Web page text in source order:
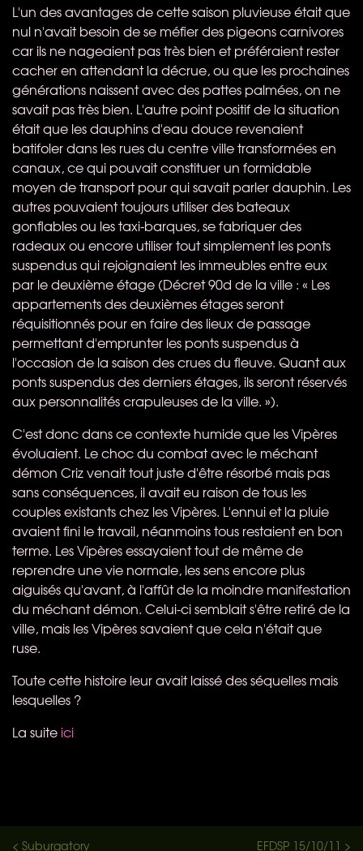
L'un des avantages de cette saison pluvieuse était que
nul n'avait besoin de se méfier des pigeons carnivores
car ils ne nageaient pas très bien et préféraient rester
cacher en attendant la décrue, ou que les prochaines
générations naissent avec des pattes palmées, on ne
savait pas très bien. L'autre point positif de la situation
était que les dauphins d'eau douce revenaient
batifoler dans les rues du centre ville transformées en
canaux, ce qui pouvait constituer un formidable
moyen de transport pour qui savait parler dauphin. Les
autres pouvaient toujours utiliser des bateaux
gonflables ou les taxi-barques, se fabriquer des
radeaux ou encore utiliser tout simplement les ponts
suspendus qui rejoignaient les immeubles entre eux
par le deuxième étage (Décret 90d de la ville : « Les
appartements des deuxièmes étages seront
réquisitionnés pour en faire des lieux de passage
permettant d'emprunter les ponts suspendus à
l'occasion de la saison des crues du fleuve. Quant aux
ponts suspendus des derniers étages, ils seront réservés
aux personnalités crapuleuses de la ville. »).
C'est donc dans ce contexte humide que les Vipères
évoluaient. Le choc du combat avec le méchant
démon Criz venait tout juste d'être résorbé mais pas
sans conséquences, il avait eu raison de tous les
couples existants chez les Vipères. L'ennui et la pluie
avaient fini le travail, néanmoins tous restaient en bon
terme. Les Vipères essayaient tout de même de
reprendre une vie normale, les sens encore plus
aiguisés qu'avant, à l'affût de la moindre manifestation
du méchant démon. Celui-ci semblait s'être retiré de la
ville, mais les Vipères savaient que cela n'était que
ruse.
Toute cette histoire leur avait laissé des séquelles mais
lesquelles ?
La suite ici
EFDSP 15/10/11 >
< Suburgatory